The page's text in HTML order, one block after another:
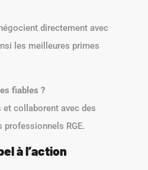
directement avec
les meilleures primes
fiables ?
collaborent avec des
RGE.
à l’action